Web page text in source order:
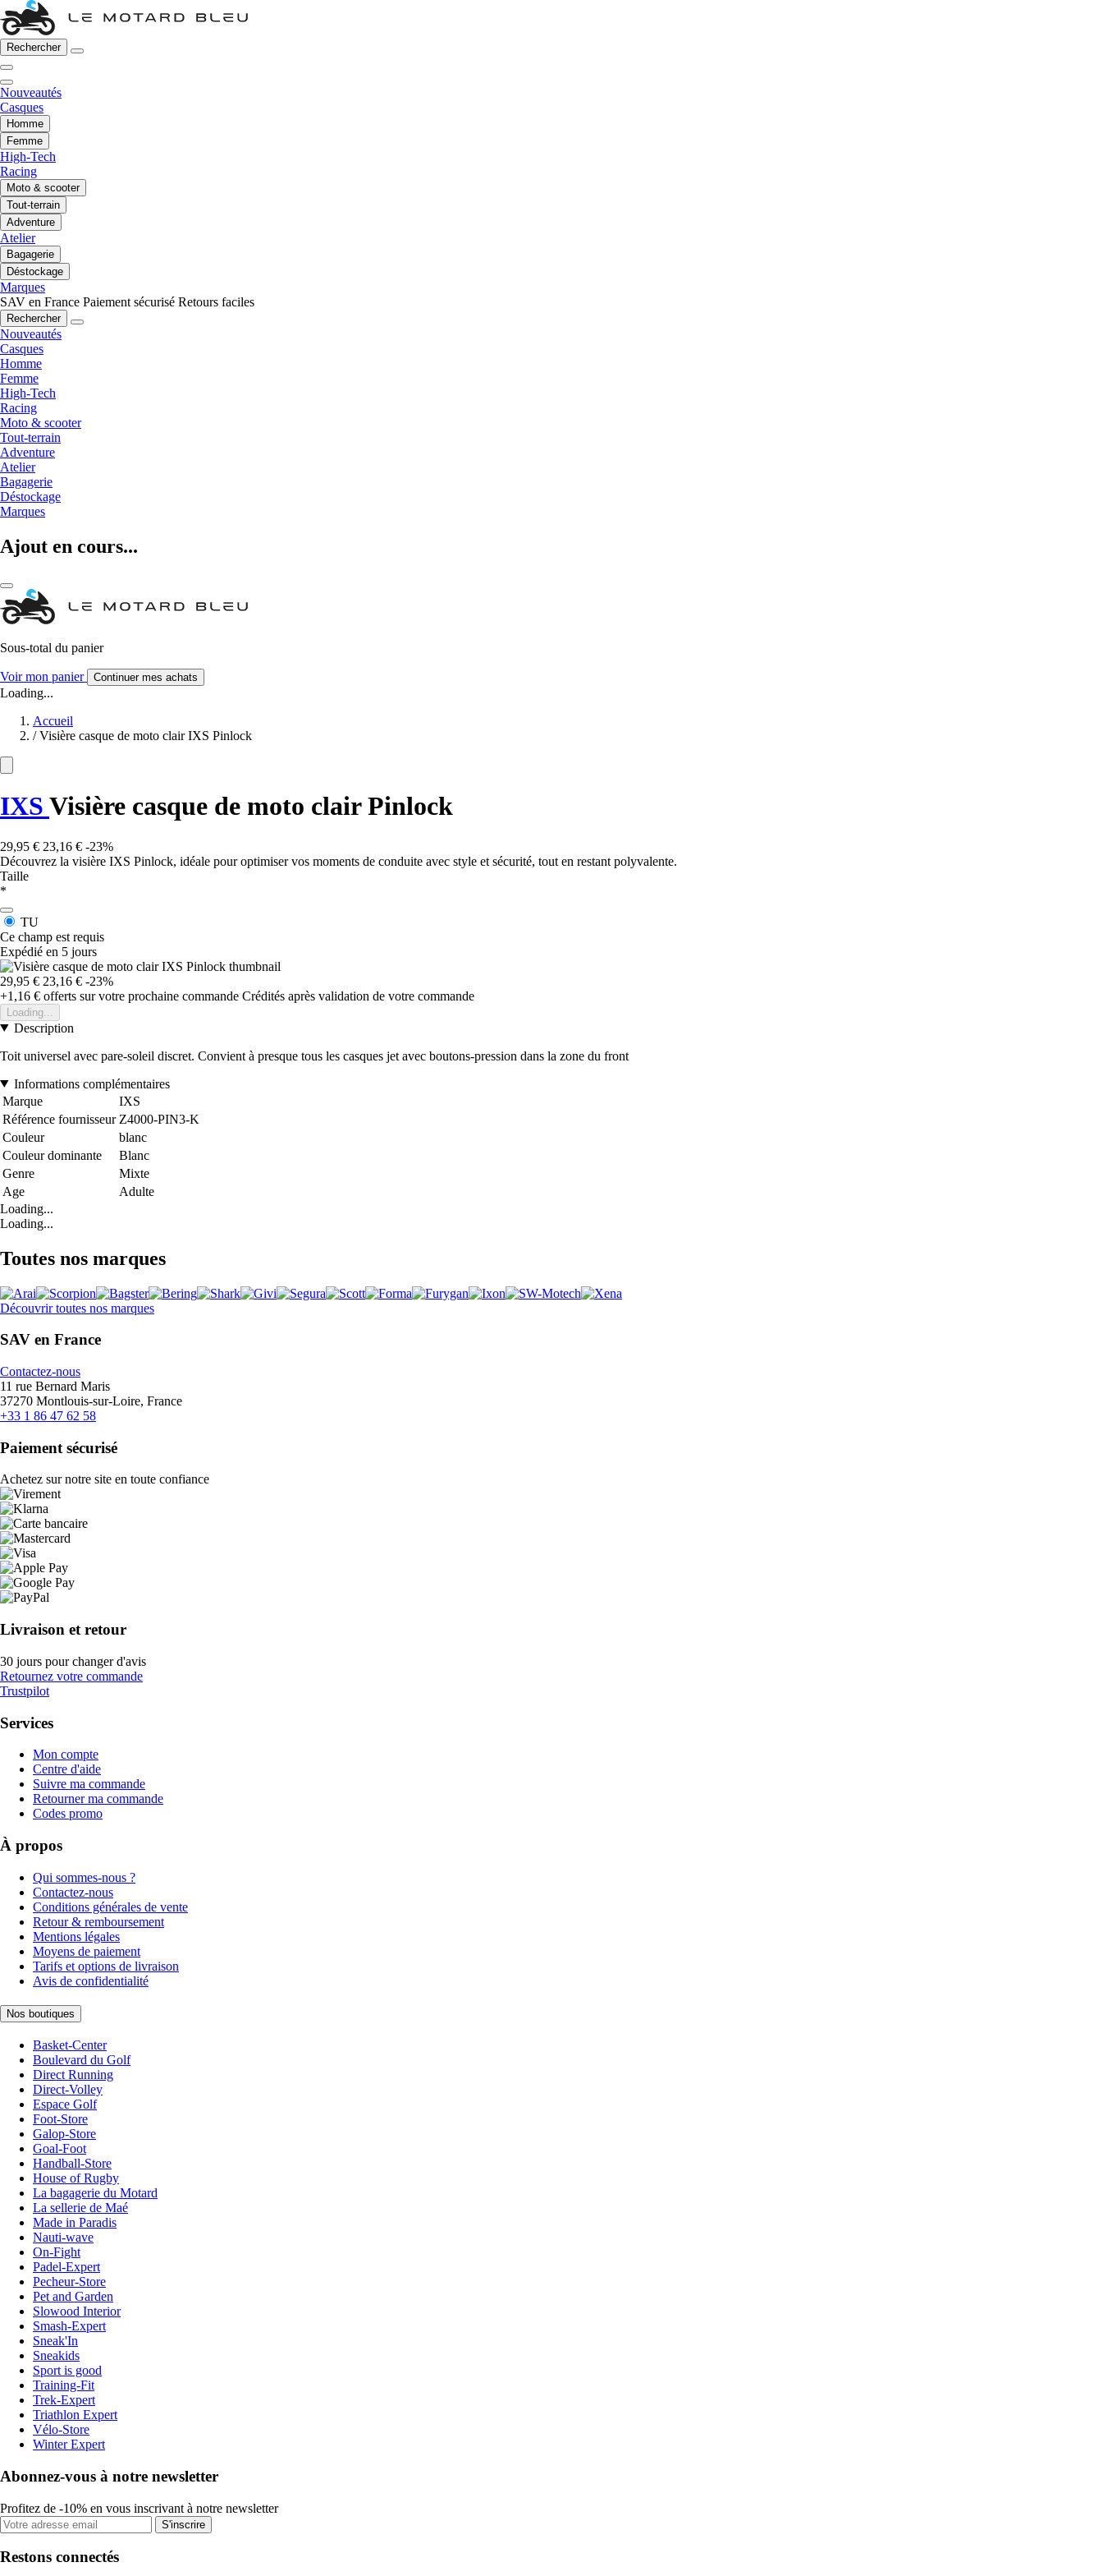
Rechercher
Nouveautés
Casques
Homme
Femme
High-Tech
Racing
Moto & scooter
Tout-terrain
Adventure
Atelier
Bagagerie
Déstockage
Marques
SAV en France Paiement sécurisé Retours faciles
Rechercher
Nouveautés
Casques
Homme
Femme
High-Tech
Racing
Moto & scooter
Tout-terrain
Adventure
Atelier
Bagagerie
Déstockage
Marques
Ajout en cours...
Sous-total du panier
Voir mon panier Continuer mes achats
Loading...
Accueil
/ Visière casque de moto clair IXS Pinlock
IXS Visière casque de moto clair Pinlock
29,95 € 23,16 € -23%
Découvrez la visière IXS Pinlock, idéale pour optimiser vos moments de conduite avec style et sécurité, tout en restant polyvalente.
Taille
*
TU
Ce champ est requis
Expédié en 5 jours
29,95 € 23,16 € -23%
+1,16 € offerts sur votre prochaine commande Crédités après validation de votre commande
Loading...
Description
Toit universel avec pare-soleil discret. Convient à presque tous les casques jet avec boutons-pression dans la zone du front
Informations complémentaires
Marque
IXS
Référence fournisseur Z4000-PIN3-K
Couleur
blanc
Couleur dominante
Blanc
Genre
Mixte
Age
Adulte
Loading...
Loading...
Toutes nos marques
Découvrir toutes nos marques
SAV en France
Contactez-nous
11 rue Bernard Maris
37270 Montlouis-sur-Loire, France
+33 1 86 47 62 58
Paiement sécurisé
Achetez sur notre site en toute confiance
Livraison et retour
30 jours pour changer d'avis
Retournez votre commande
Trustpilot
Services
Mon compte
Centre d'aide
Suivre ma commande
Retourner ma commande
Codes promo
À propos
Qui sommes-nous ?
Contactez-nous
Conditions générales de vente
Retour & remboursement
Mentions légales
Moyens de paiement
Tarifs et options de livraison
Avis de confidentialité
Nos boutiques
Basket-Center
Boulevard du Golf
Direct Running
Direct-Volley
Espace Golf
Foot-Store
Galop-Store
Goal-Foot
Handball-Store
House of Rugby
La bagagerie du Motard
La sellerie de Maé
Made in Paradis
Nauti-wave
On-Fight
Padel-Expert
Pecheur-Store
Pet and Garden
Slowood Interior
Smash-Expert
Sneak'In
Sneakids
Sport is good
Training-Fit
Trek-Expert
Triathlon Expert
Vélo-Store
Winter Expert
Abonnez-vous à notre newsletter
Profitez de -10% en vous inscrivant à notre newsletter
S'inscrire
Restons connectés